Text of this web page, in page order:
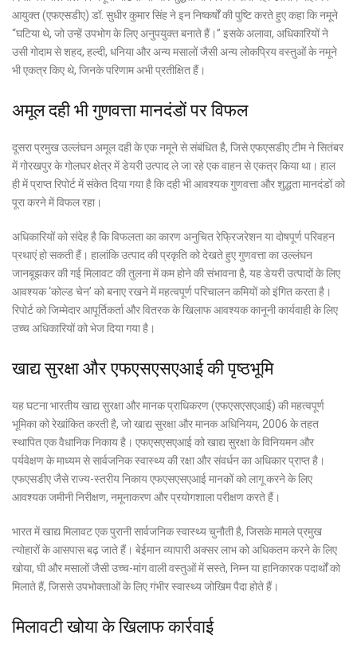
आयुक्त (एफएसडीए) डॉ. सुधीर कुमार सिंह ने इन निष्कर्षों की पुष्टि करते हुए कहा कि नमूने
“घटिया थे, जो उन्हें उपभोग के लिए अनुपयुक्त बनाते हैं।” इसके अलावा, अधिकारियों ने
उसी गोदाम से शहद, हल्दी, धनिया और अन्य मसालों जैसी अन्य लोकप्रिय वस्तुओं के नमूने
भी एकत्र किए थे, जिनके परिणाम अभी प्रतीक्षित हैं।
अमूल दही भी गुणवत्ता मानदंडों पर विफल
दूसरा प्रमुख उल्लंघन अमूल दही के एक नमूने से संबंधित है, जिसे एफएसडीए टीम ने सितंबर
में गोरखपुर के गोलघर क्षेत्र में डेयरी उत्पाद ले जा रहे एक वाहन से एकत्र किया था। हाल
ही में प्राप्त रिपोर्ट में संकेत दिया गया है कि दही भी आवश्यक गुणवत्ता और शुद्धता मानदंडों को
पूरा करने में विफल रहा।
अधिकारियों को संदेह है कि विफलता का कारण अनुचित रेफ्रिजरेशन या दोषपूर्ण परिवहन
प्रथाएं हो सकती हैं। हालांकि उत्पाद की प्रकृति को देखते हुए गुणवत्ता का उल्लंघन
जानबूझकर की गई मिलावट की तुलना में कम होने की संभावना है, यह डेयरी उत्पादों के लिए
आवश्यक ‘कोल्ड चेन’ को बनाए रखने में महत्वपूर्ण परिचालन कमियों को इंगित करता है।
रिपोर्ट को जिम्मेदार आपूर्तिकर्ता और वितरक के खिलाफ आवश्यक कानूनी कार्यवाही के लिए
उच्च अधिकारियों को भेज दिया गया है।
खाद्य सुरक्षा और एफएसएसएआई की पृष्ठभूमि
यह घटना भारतीय खाद्य सुरक्षा और मानक प्राधिकरण (एफएसएसएआई) की महत्वपूर्ण
भूमिका को रेखांकित करती है, जो खाद्य सुरक्षा और मानक अधिनियम, 2006 के तहत
स्थापित एक वैधानिक निकाय है। एफएसएसएआई को खाद्य सुरक्षा के विनियमन और
पर्यवेक्षण के माध्यम से सार्वजनिक स्वास्थ्य की रक्षा और संवर्धन का अधिकार प्राप्त है।
एफएसडीए जैसे राज्य-स्तरीय निकाय एफएसएसएआई मानकों को लागू करने के लिए
आवश्यक जमीनी निरीक्षण, नमूनाकरण और प्रयोगशाला परीक्षण करते हैं।
भारत में खाद्य मिलावट एक पुरानी सार्वजनिक स्वास्थ्य चुनौती है, जिसके मामले प्रमुख
त्योहारों के आसपास बढ़ जाते हैं। बेईमान व्यापारी अक्सर लाभ को अधिकतम करने के लिए
खोया, घी और मसालों जैसी उच्च-मांग वाली वस्तुओं में सस्ते, निम्न या हानिकारक पदार्थों को
मिलाते हैं, जिससे उपभोक्ताओं के लिए गंभीर स्वास्थ्य जोखिम पैदा होते हैं।
मिलावटी खोया के खिलाफ कार्रवाई